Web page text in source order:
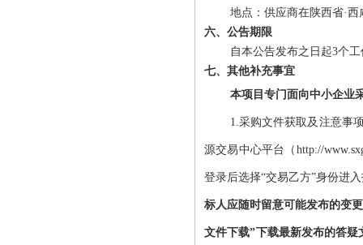
地点： 供应商在陕西省·
六、公告期限
自本公告发布之日起3个工
七、其他补充事宜
本项目专门面向中小企业
1.采购文件获取及注意事
源交易中心平台（http://
登录后选择“交易乙方”身份进
标人应随时留意可能发布的变
文件下载”下载最新发布的答